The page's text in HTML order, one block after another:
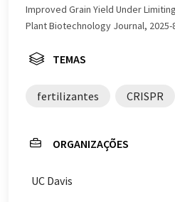
Improved Grain Yield Under
Plant Biotechnology Journal, 2025-
TEMAS
fertilizantes CRISPR
ORGANIZAÇÕES
UC Davis